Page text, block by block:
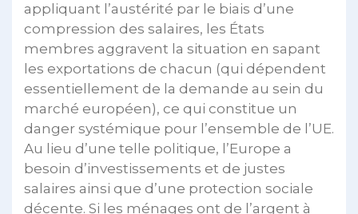
appliquant l’austérité par le biais d’une
compression des salaires, les États
membres aggravent la situation en sapant
les exportations de chacun (qui dépendent
essentiellement de la demande au sein du
marché européen), ce qui constitue un
danger systémique pour l’ensemble de l’UE.
Au lieu d’une telle politique, l’Europe a
besoin d’investissements et de justes
salaires ainsi que d’une protection sociale
décente. Si les ménages ont de l’argent à